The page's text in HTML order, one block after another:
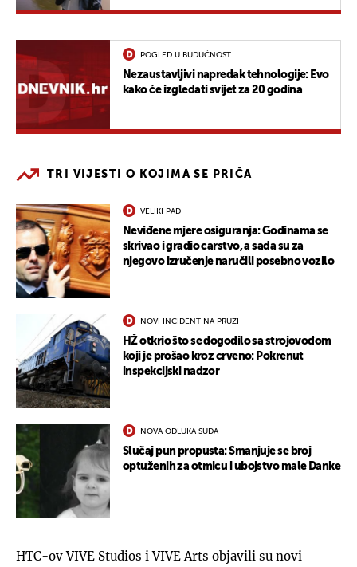
POGLED U BUDUĆNOST
Nezaustavljivi napredak tehnologije: Evo
kako će izgledati svijet za 20 godina
TRI VIJESTI O KOJIMA SE PRIČA
VELIKI PAD
Neviđene mjere osiguranja: Godinama se
skrivao i gradio carstvo, a sada su za
njegovo izručenje naručili posebno vozilo
NOVI INCIDENT NA PRUZI
HŽ otkrio što se dogodilo sa strojovođom
koji je prošao kroz crveno: Pokrenut
inspekcijski nadzor
NOVA ODLUKA SUDA
Slučaj pun propusta: Smanjuje se broj
optuženih za otmicu i ubojstvo male Danke
HTC-ov VIVE Studios i VIVE Arts objavili su novi